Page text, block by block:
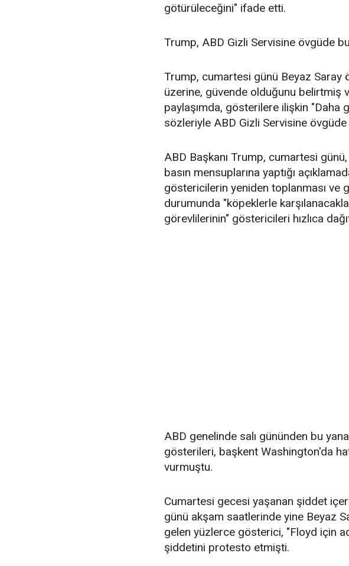
götürüleceğini" ifade etti.
Trump, ABD Gizli Servisine övgüde
Trump, cumartesi günü Beyaz Saray
üzerine, güvende olduğunu belirtmiş
paylaşımda, gösterilere ilişkin "Daha
sözleriyle ABD Gizli Servisine
ABD Başkanı Trump, cumartesi
basın mensuplarına yaptığı
göstericilerin yeniden toplanması ve
durumunda "köpeklerle
görevlilerinin" göstericileri hızlıca
ABD genelinde salı gününden bu
gösterileri, başkent Washington'da
vurmuştu.
Cumartesi gecesi yaşanan şiddet
günü akşam saatlerinde yine Beyaz
gelen yüzlerce gösterici, "Floyd için
şiddetini protesto etmişti.